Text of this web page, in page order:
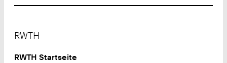
RWTH
RWTH Startseite